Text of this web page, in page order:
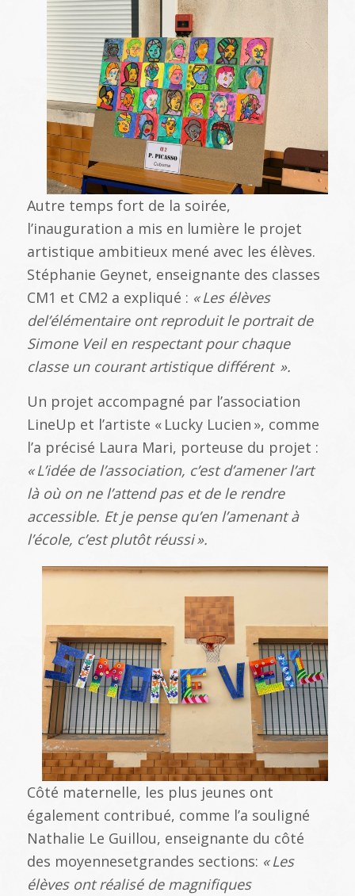
Autre temps fort de la soirée,
l’inauguration a mis en lumière le projet
artistique ambitieux mené avec les élèves.
Stéphanie Geynet, enseignante des classes
CM1 et CM2 a expliqué : «Les élèves
del’élémentaire ont reproduit le portrait de
Simone Veil en respectant pour chaque
classe un courant artistique différent ».
Un projet accompagné par l’association
LineUp et l’artiste « Lucky Lucien », comme
l’a précisé Laura Mari, porteuse du projet :
«L’idée de l’association, c’est d’amener l’art
là où on ne l’attend pas et de le rendre
accessible. Et je pense qu’en l’amenantà
l’école, c’est plutôt réussi».
Côté maternelle, les plus jeunes ont
également contribué, comme l’a souligné
Nathalie Le Guillou, enseignante du côté
des moyennesetgrandes sections: «Les
élèves ont réalisé de magnifiques